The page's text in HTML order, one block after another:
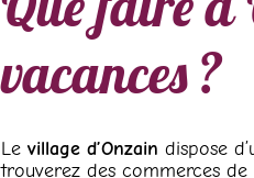
vacances ?
Le village d’Onzain dispose
trouverez des commerces